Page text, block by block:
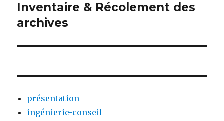
Article
suivant :
Inventaire & Récolement des
archives
présentation
ingénierie-conseil